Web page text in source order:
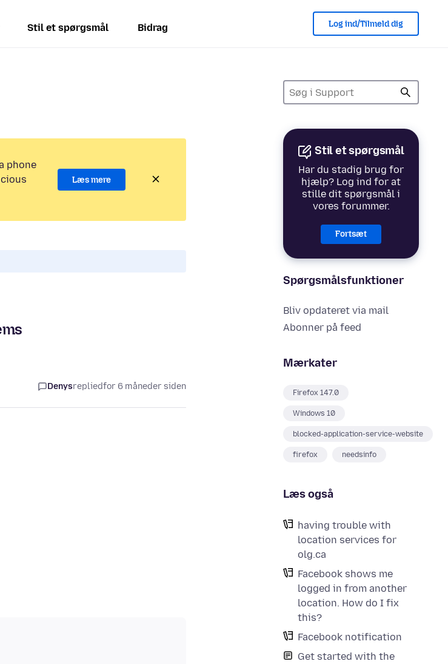
Stil et spørgsmål Bidrag Log ind/Tilmeld dig
Stil et spørgsmål
Har du stadig brug for
hjælp? Log ind for at
stille dit spørgsmål i
vores forummer.
Fortsæt
Spørgsmålsfunktioner
Bliv opdateret via mail
Abonner på feed
Mærkater
Firefox 147.0
Windows 10
blocked-application-service-website
firefox needsinfo
Læs også
having trouble with
location services for
olg.ca
Facebook shows me
logged in from another
location. How do I fix
this?
Facebook notification
Get started with the
phone
Læs mere
Denysrepliedfor 6 måneder siden